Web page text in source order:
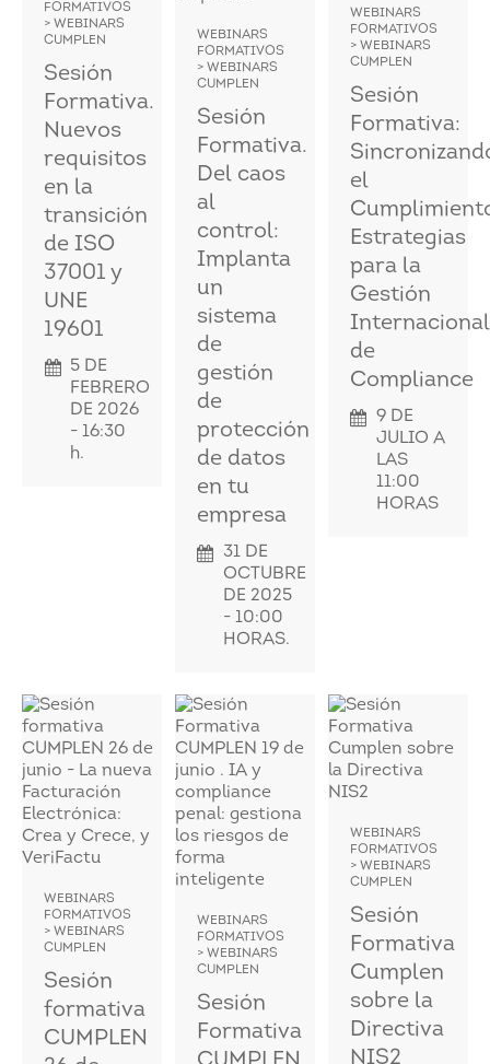
FORMATIVOS
> WEBINARS
CUMPLEN
Sesión
Formativa.
Nuevos
requisitos
en la
transición
de ISO
37001 y
UNE
19601
5 DE
FEBRERO
DE 2026
- 16:30
h.
WEBINARS
FORMATIVOS
> WEBINARS
CUMPLEN
Sesión
Formativa.
Del caos
al
control:
Implanta
un
sistema
de
gestión
de
protección
de datos
en tu
empresa
31 DE
OCTUBRE
DE 2025
- 10:00
HORAS.
WEBINARS
FORMATIVOS
> WEBINARS
CUMPLEN
Sesión
Formativa:
el
Estrategias
para la
Gestión
Internacional
de
Compliance
9 DE
JULIO A
LAS
11:00
HORAS
WEBINARS
FORMATIVOS
> WEBINARS
CUMPLEN
Sesión
formativa
CUMPLEN
WEBINARS
FORMATIVOS
> WEBINARS
CUMPLEN
Sesión
Formativa
WEBINARS
FORMATIVOS
> WEBINARS
CUMPLEN
Sesión
Formativa
Cumplen
sobre la
Directiva
NIS2